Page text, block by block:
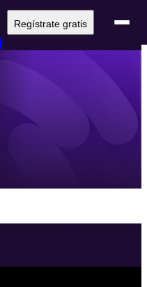
Regístrate gratis